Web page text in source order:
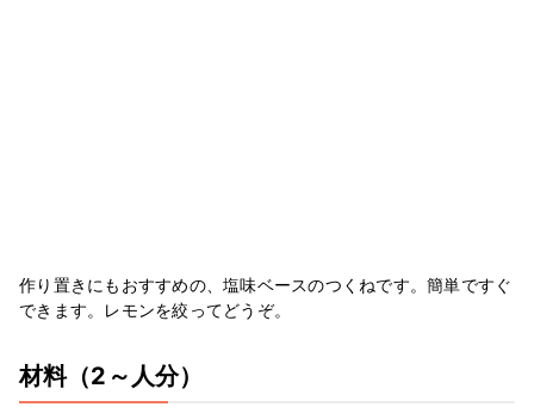
作り置きにもおすすめの、塩味ベースのつくねです。簡単ですぐ
できます。レモンを絞ってどうぞ。
材料（2～人分）